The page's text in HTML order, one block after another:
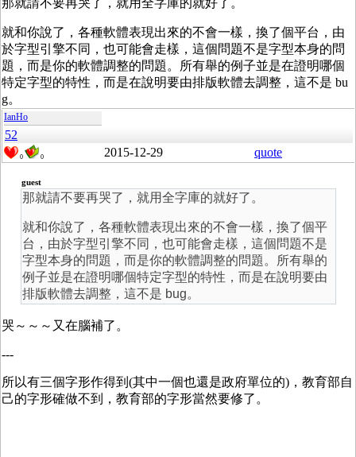
那就請不要再哭了，就用全字庫的就好了。
就和你說了，各種軟體表現出來的不會一樣，換了個平台，由
於字型引擎不同，也可能會走樣，這個問題不是字型本身的問
題，而是你的軟體調整的問題。所有舉的例子並是在證明哪個
特定字型的特性，而是在說明要由排版軟體去調整，這不是 bu
g。
IanHo
52
0 0 2015-12-29 quote
guest
那就請不要再哭了，就用全字庫的就好了。
就和你說了，各種軟體表現出來的不會一樣，換了個平
台，由於字型引擎不同，也可能會走樣，這個問題不是
字型本身的問題，而是你的軟體調整的問題。所有舉的
例子並是在證明哪個特定字型的特性，而是在說明要由
排版軟體去調整，這不是 bug。
哭～～～又在腦補了。
---
所以有三個字形作得到(其中一個也還是政府單位的)，教育部自
己的字形確做不到，教育部的字形當然要修了。